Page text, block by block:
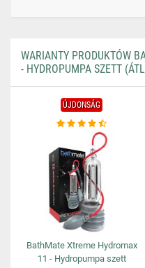
WARIANTY PRODUKTÓW
- HYDROPUMPA SZETT
ÚJDONSÁG
BathMate Xtreme Hydromax
11 - Hydropumpa szett